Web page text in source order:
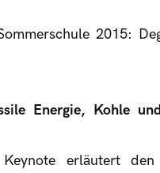
2015:
Energie, Kohle
erläutert den